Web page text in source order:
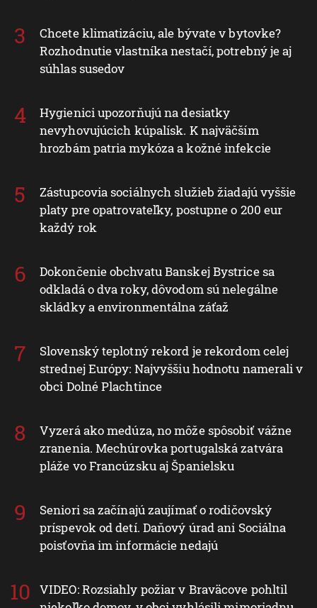
Chcete klimatizáciu, ale bývate v bytovke?
Rozhodnutie vlastníka nestačí, potrebný je aj
súhlas susedov
Hygienici upozorňujú na desiatky
nevyhovujúcich kúpalísk. K najväčším
hrozbám patria mykóza a kožné infekcie
Zástupcovia sociálnych služieb žiadajú vyššie
platy pre opatrovateľky, postupne o 200 eur
každý rok
Dokončenie obchvatu Banskej Bystrice sa
odkladá o dva roky, dôvodom sú nelegálne
skládky a environmentálna záťaž
Slovenský teplotný rekord je rekordom celej
strednej Európy: Najvyššiu hodnotu namerali v
obci Dolné Plachtince
Vyzerá ako medúza, no môže spôsobiť vážne
zranenia. Mechúrovka portugalská zatvára
pláže vo Francúzsku aj Španielsku
Seniori sa začínajú zaujímať o rodičovský
príspevok od detí. Daňový úrad ani Sociálna
poisťovňa im informácie nedajú
VIDEO: Rozsiahly požiar v Braväcove pohltil